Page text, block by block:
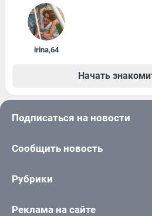
irina,64
Начать
Подписаться на новости
Сообщить новость
Рубрики
Реклама на сайте